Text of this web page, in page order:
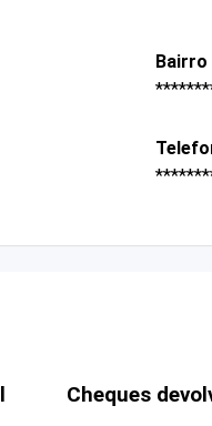
Bairro
Cheques